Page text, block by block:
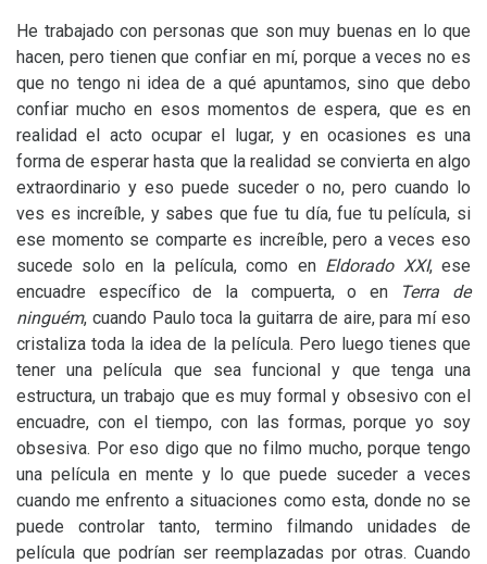
He trabajado con personas que son muy buenas en lo que
hacen, pero tienen que confiar en mí, porque a veces no es
que no tengo ni idea de a qué apuntamos, sino que debo
confiar mucho en esos momentos de espera, que es en
realidad el acto ocupar el lugar, y en ocasiones es una
forma de esperar hasta que la realidad se convierta en algo
extraordinario y eso puede suceder o no, pero cuando lo
ves es increíble, y sabes que fue tu día, fue tu película, si
ese momento se comparte es increíble, pero a veces eso
sucede solo en la película, como en Eldorado XXI, ese
encuadre específico de la compuerta, o en
Terra de
ninguém, cuando Paulo toca la guitarra de aire, para mí eso
cristaliza toda la idea de la película. Pero luego tienes que
tener una película que sea funcional y que tenga una
estructura, un trabajo que es muy formal y obsesivo con el
encuadre, con el tiempo, con las formas, porque yo soy
obsesiva. Por eso digo que no filmo mucho, porque tengo
una película en mente y lo que puede suceder a veces
cuando me enfrento a situaciones como esta, donde no se
puede controlar tanto, termino filmando unidades de
película que podrían ser reemplazadas por otras. Cuando